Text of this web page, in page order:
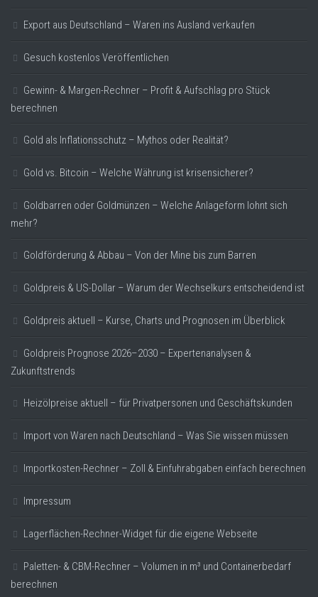
Export aus Deutschland – Waren ins Ausland verkaufen
Gesuch kostenlos Veröffentlichen
Gewinn- & Margen-Rechner – Profit & Aufschlag pro Stück
berechnen
Gold als Inflationsschutz – Mythos oder Realität?
Gold vs. Bitcoin – Welche Währung ist krisensicherer?
Goldbarren oder Goldmünzen – Welche Anlageform lohnt sich
mehr?
Goldförderung & Abbau – Von der Mine bis zum Barren
Goldpreis & US-Dollar – Warum der Wechselkurs entscheidend ist
Goldpreis aktuell – Kurse, Charts und Prognosen im Überblick
Goldpreis Prognose 2026–2030 – Expertenanalysen &
Zukunftstrends
Heizölpreise aktuell – für Privatpersonen und Geschäftskunden
Import von Waren nach Deutschland – Was Sie wissen müssen
Importkosten-Rechner – Zoll & Einfuhrabgaben einfach berechnen
Impressum
Lagerflächen-Rechner-Widget für die eigene Webseite
Paletten- & CBM-Rechner – Volumen in m³ und Containerbedarf
berechnen